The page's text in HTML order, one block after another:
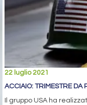
22 luglio 2021
ACCIAIO: TRIMESTRE DA
Il gruppo USA ha